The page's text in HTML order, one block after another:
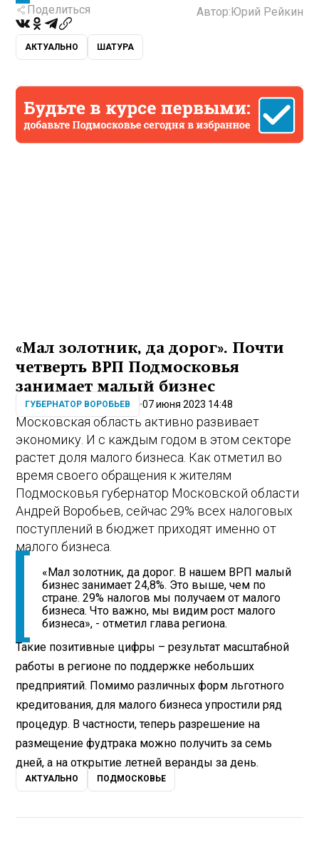
Поделиться
Автор: Юрий Рейкин
АКТУАЛЬНО ШАТУРА
«Мал золотник, да дорог». Почти
четверть ВРП Подмосковья
занимает малый бизнес
ГУБЕРНАТОР ВОРОБЬЕВ 07 июня 2023 14:48
Московская область активно развивает
экономику. И с каждым годом в этом секторе
растет доля малого бизнеса. Как отметил во
время своего обращения к жителям
Подмосковья губернатор Московской области
Андрей Воробьев, сейчас 29% всех налоговых
поступлений в бюджет приходят именно от
малого бизнеса.
«Мал золотник, да дорог. В нашем ВРП малый
бизнес занимает 24,8%. Это выше, чем по
стране. 29% налогов мы получаем от малого
бизнеса. Что важно, мы видим рост малого
бизнеса», - отметил глава региона.
Такие позитивные цифры – результат масштабной
работы в регионе по поддержке небольших
предприятий. Помимо различных форм льготного
кредитования, для малого бизнеса упростили ряд
процедур. В частности, теперь разрешение на
размещение фудтрака можно получить за семь
дней, а на открытие летней веранды за день.
АКТУАЛЬНО ПОДМОСКОВЬЕ